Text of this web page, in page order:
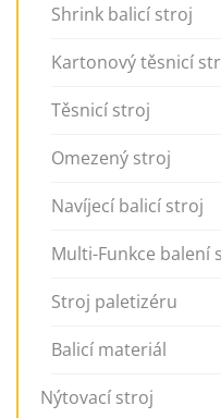
Shrink balicí stroj
Kartonový těsnicí
Těsnicí stroj
Omezený stroj
Navíjecí balicí stroj
Multi-Funkce balení
Stroj paletizéru
Balicí materiál
Nýtovací stroj